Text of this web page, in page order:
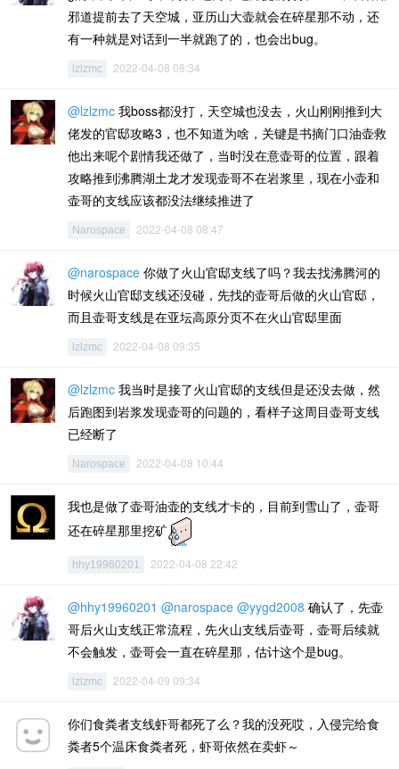
邪道提前去了天空城，亚历山大壶就会在碎星那不动，还
有一种就是对话到一半就跑了的，也会出bug。
lzlzmc 2022-04-08 08:34
@lzlzmc 我boss都没打，天空城也没去，火山刚刚推到大
佬发的官邸攻略3，也不知道为啥，关键是书摘门口油壶救
他出来呢个剧情我还做了，当时没在意壶哥的位置，跟着
攻略推到沸腾湖土龙才发现壶哥不在岩浆里，现在小壶和
壶哥的支线应该都没法继续推进了
Narospace 2022-04-08 08:47
@narospace 你做了火山官邸支线了吗？我去找沸腾河的
时候火山官邸支线还没碰，先找的壶哥后做的火山官邸，
而且壶哥支线是在亚坛高原分页不在火山官邸里面
lzlzmc 2022-04-08 09:35
@lzlzmc 我当时是接了火山官邸的支线但是还没去做，然
后跑图到岩浆发现壶哥的问题的，看样子这周目壶哥支线
已经断了
Narospace 2022-04-08 10:44
我也是做了壶哥油壶的支线才卡的，目前到雪山了，壶哥
还在碎星那里挖矿
hhy19960201 2022-04-08 22:42
@hhy19960201 @narospace @yygd2008 确认了，先壶
哥后火山支线正常流程，先火山支线后壶哥，壶哥后续就
不会触发，壶哥会一直在碎星那，估计这个是bug。
lzlzmc 2022-04-09 09:34
你们食粪者支线虾哥都死了么？我的没死哎，入侵完给食
粪者5个温床食粪者死，虾哥依然在卖虾～